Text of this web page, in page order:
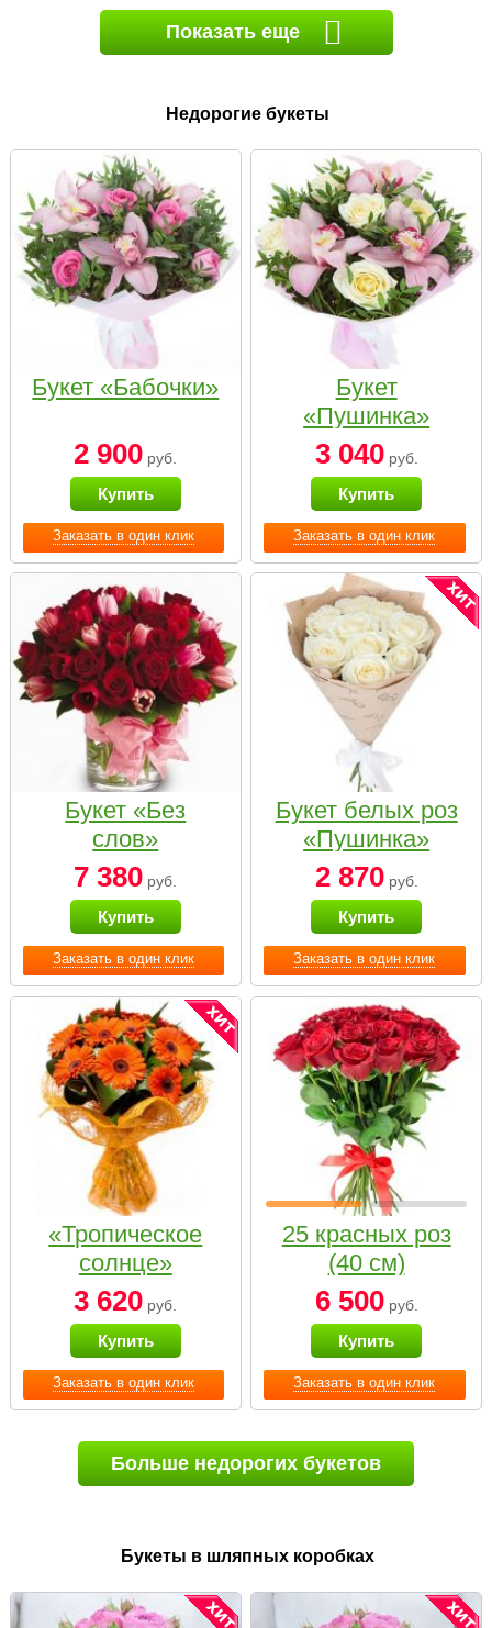
Показать еще
Недорогие букеты
Заказать в один клик
Букет «Бабочки»
2 900 руб.
Купить
Заказать в один клик
Букет
«Пушинка»
3 040руб.
Купить
Заказать в один клик
Букет «Без
слов»
7 380 руб.
Купить
Заказать в один клик
Букет белых роз
«Пушинка»
2 870руб.
Купить
Заказать в один клик
«Тропическое
солнце»
3 620 руб.
Купить
Заказать в один клик
25 красных роз
(40 см)
6 500руб.
Купить
Больше недорогих букетов
Букеты в шляпных коробках